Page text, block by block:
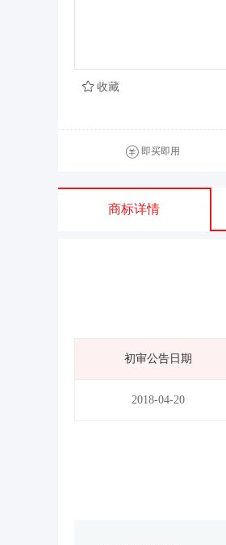
收藏
即买即用
商标详情
初审公告日期
2018-04-20